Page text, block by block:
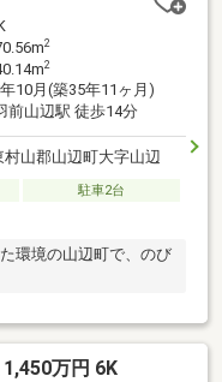
いたします♪見学予約・
2
2
10月(築35年11ヶ月)
前山辺駅 徒歩14分
村山郡山辺町大字山辺
駐車2台
環境の山辺町で、のび
万円 6K